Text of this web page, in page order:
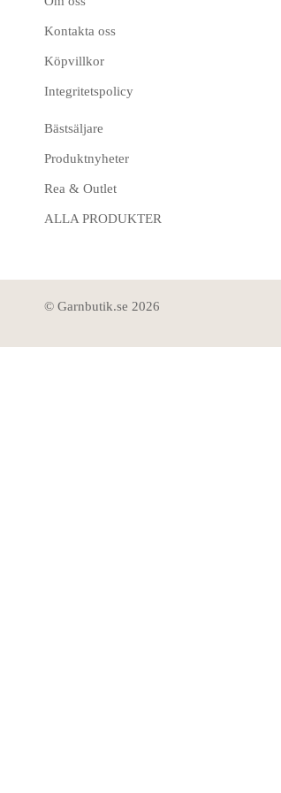
Kontakta oss
Köpvillkor
Integritetspolicy
Bästsäljare
Produktnyheter
Rea & Outlet
ALLA PRODUKTER
© Garnbutik.se 2026